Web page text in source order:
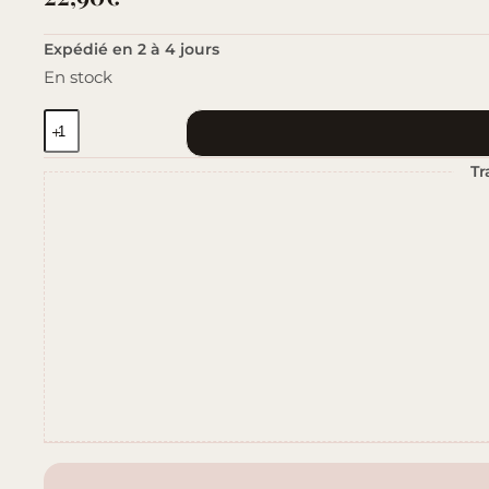
Expédié en 2 à 4 jours
En stock
quantité
de
Mix
&
Match